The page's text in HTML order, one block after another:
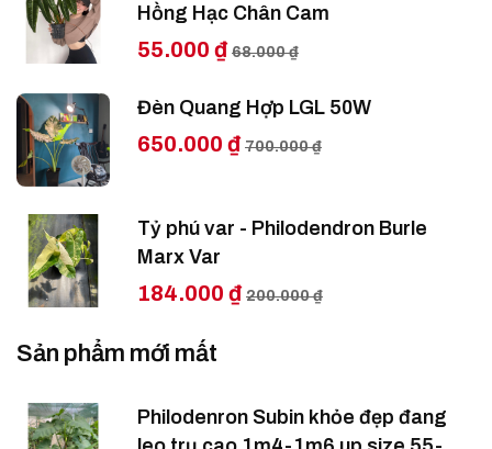
Hồng Hạc Chân Cam
55.000 ₫ 68.000 ₫
Đèn Quang Hợp LGL 50W
650.000 ₫ 700.000 ₫
Tỷ phú var - Philodendron Burle
Marx Var
184.000 ₫ 200.000 ₫
Sản phẩm mới mất
Philodenron Subin khỏe đẹp đang